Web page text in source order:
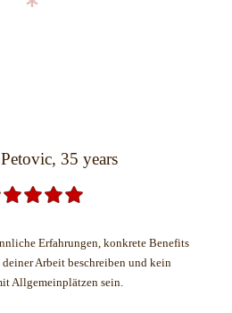
35 years
Erfahrungen, konkrete Benefits
deiner Arbeit beschreiben und kein
Allgemeinplätzen sein.